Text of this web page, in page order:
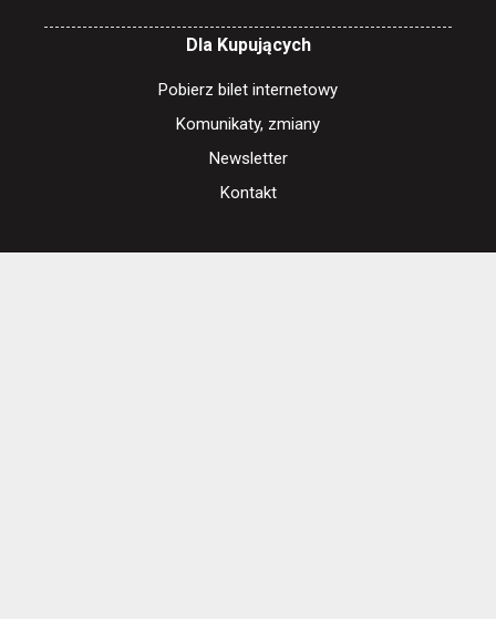
Dla Kupujących
Pobierz bilet internetowy
Komunikaty, zmiany
Newsletter
Kontakt